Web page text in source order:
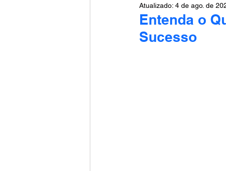
Atualizado: 4 de ago. de
Entenda o
Sucesso